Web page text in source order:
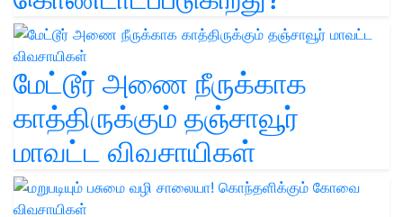
மேட்டூர் அணை நீருக்காக
காத்திருக்கும் தஞ்சாவூர்
மாவட்ட விவசாயிகள்